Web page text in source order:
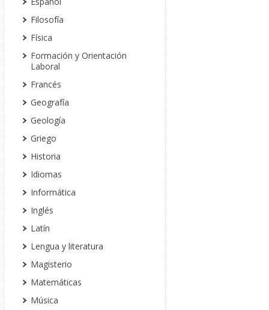
Filosofía
Física
Formación y Orientación
Laboral
Francés
Geografía
Geología
Griego
Historia
Idiomas
Informática
Inglés
Latín
Lengua y literatura
Magisterio
Matemáticas
Música